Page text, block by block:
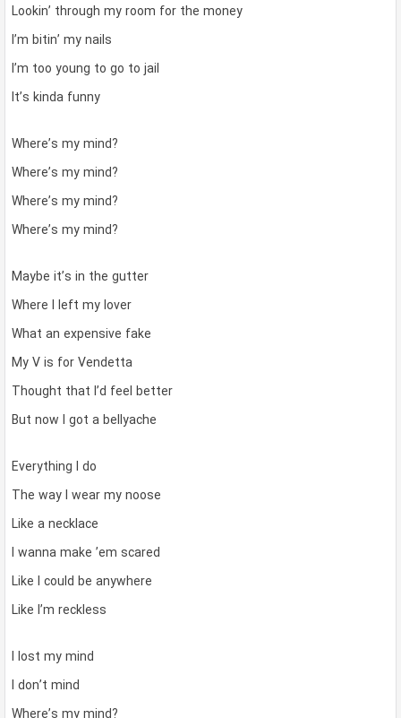
Lookin’ through my room for the money
I’m bitin’ my nails
I’m too young to go to jail
It’s kinda funny
Where’s my mind?
Where’s my mind?
Where’s my mind?
Where’s my mind?
Maybe it’s in the gutter
Where I left my lover
What an expensive fake
My V is for Vendetta
Thought that I’d feel better
But now I got a bellyache
Everything I do
The way I wear my noose
Like a necklace
I wanna make ’em scared
Like I could be anywhere
Like I’m reckless
I lost my mind
I don’t mind
Where’s my mind?